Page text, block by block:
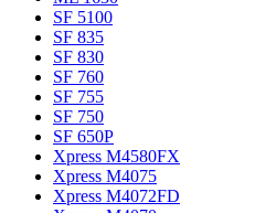
SF 5100
SF 835
SF 830
SF 760
SF 755
SF 750
SF 650P
Xpress M4580FX
Xpress M4075
Xpress M4072FD